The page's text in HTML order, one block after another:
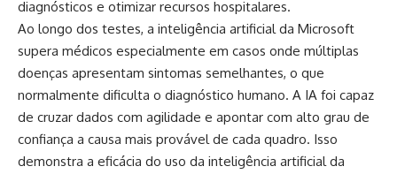
diagnósticos e otimizar recursos hospitalares.
Ao longo dos testes, a inteligência artificial da Microsoft
supera médicos especialmente em casos onde múltiplas
doenças apresentam sintomas semelhantes, o que
normalmente dificulta o diagnóstico humano. A IA foi capaz
de cruzar dados com agilidade e apontar com alto grau de
confiança a causa mais provável de cada quadro. Isso
demonstra a eficácia do uso da inteligência artificial da